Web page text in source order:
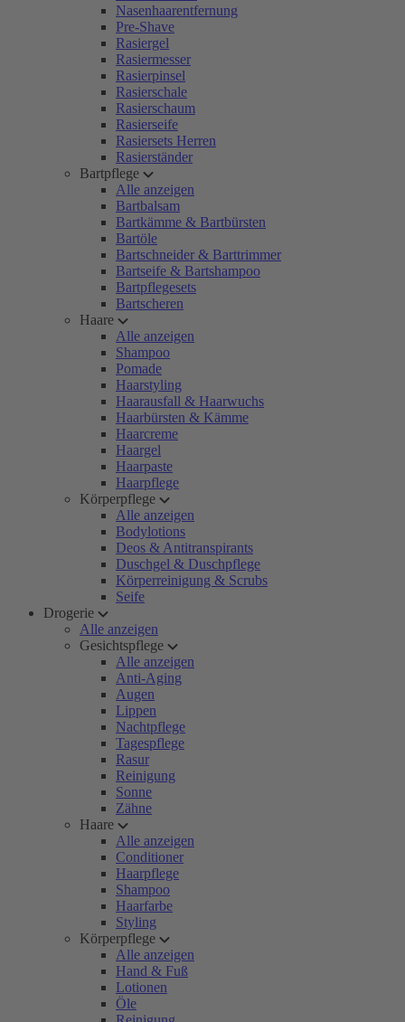
Nasenhaarentfernung
Pre-Shave
Rasiergel
Rasiermesser
Rasierpinsel
Rasierschale
Rasierschaum
Rasierseife
Rasiersets Herren
Rasierständer
Bartpflege
Alle anzeigen
Bartbalsam
Bartkämme & Bartbürsten
Bartöle
Bartschneider & Barttrimmer
Bartseife & Bartshampoo
Bartpflegesets
Bartscheren
Haare
Alle anzeigen
Shampoo
Pomade
Haarstyling
Haarausfall & Haarwuchs
Haarbürsten & Kämme
Haarcreme
Haargel
Haarpaste
Haarpflege
Körperpflege
Alle anzeigen
Bodylotions
Deos & Antitranspirants
Duschgel & Duschpflege
Körperreinigung & Scrubs
Seife
Drogerie
Alle anzeigen
Gesichtspflege
Alle anzeigen
Anti-Aging
Augen
Lippen
Nachtpflege
Tagespflege
Rasur
Reinigung
Sonne
Zähne
Haare
Alle anzeigen
Conditioner
Haarpflege
Shampoo
Haarfarbe
Styling
Körperpflege
Alle anzeigen
Hand & Fuß
Lotionen
Öle